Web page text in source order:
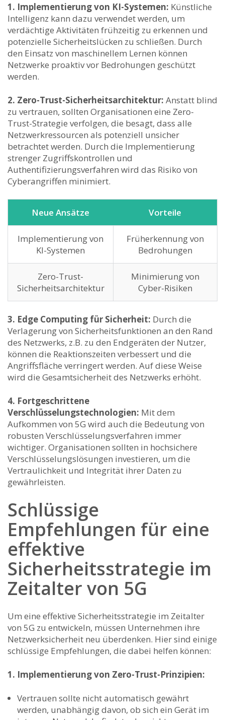
1. Implementierung‍ von KI-Systemen: Künstliche
Intelligenz kann dazu verwendet werden, um
verdächtige ⁢Aktivitäten frühzeitig zu erkennen und
potenzielle Sicherheitslücken zu schließen. Durch
den ‌Einsatz von maschinellem Lernen können
Netzwerke proaktiv vor Bedrohungen geschützt
werden.
2. Zero-Trust-Sicherheitsarchitektur: Anstatt blind
zu vertrauen, sollten Organisationen eine Zero-
Trust-Strategie verfolgen,​ die⁣ besagt, dass ​alle
Netzwerkressourcen als potenziell ⁣unsicher
betrachtet werden. Durch die Implementierung
strenger Zugriffskontrollen​ und
Authentifizierungsverfahren wird das Risiko von
Cyberangriffen minimiert.
Neue Ansätze Vorteile
Implementierung von
‍KI-Systemen
Früherkennung von
Bedrohungen
Zero-Trust-
Sicherheitsarchitektur
Minimierung von
Cyber-Risiken
3. ⁣Edge‍ Computing⁤ für Sicherheit: Durch die
Verlagerung von ‌Sicherheitsfunktionen an den Rand
des Netzwerks, z.B. zu ‌den ⁣Endgeräten der Nutzer,
können die​ Reaktionszeiten​ verbessert und die
‌Angriffsfläche verringert ​werden. Auf diese Weise
wird die⁣ Gesamtsicherheit des‌ Netzwerks erhöht.
4. Fortgeschrittene
Verschlüsselungstechnologien: Mit dem
Aufkommen ⁢von 5G wird auch die ‍Bedeutung von
robusten Verschlüsselungsverfahren⁣ immer
wichtiger. Organisationen sollten in hochsichere
Verschlüsselungslösungen investieren, um die‌
Vertraulichkeit und Integrität ihrer Daten zu
gewährleisten.
Schlüssige
Empfehlungen für eine
effektive
Sicherheitsstrategie im
Zeitalter von 5G
Um eine effektive‍ Sicherheitsstrategie im Zeitalter⁢
von 5G zu entwickeln, ⁤müssen Unternehmen ihre
Netzwerksicherheit neu überdenken. Hier sind einige
schlüssige Empfehlungen, die dabei ​helfen können:
1. Implementierung von Zero-Trust-Prinzipien:
Vertrauen sollte nicht automatisch gewährt
werden, ⁢unabhängig davon, ob sich ein Gerät im